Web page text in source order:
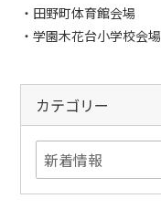
・田野町体育館会場
・学園木花台小学校会場
カテゴリー